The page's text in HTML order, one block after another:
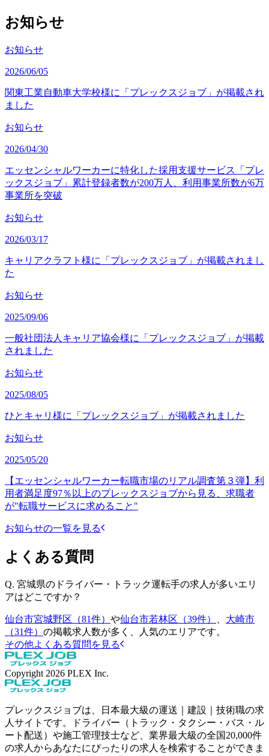
お知らせ
お知らせ
2026/06/05
関東工業自動車大学校様に「プレックスジョブ」が掲載され
ました
お知らせ
2026/04/30
エッセンシャルワーカーに特化した採用支援サービス「プレ
ックスジョブ」累計登録者数が200万人、利用事業所数が6万
事業所を突破
お知らせ
2026/03/17
キャリアクラフト様に「プレックスジョブ」が掲載されまし
た
お知らせ
2025/09/06
一般社団法人キャリア協会様に「プレックスジョブ」が掲載
されました
お知らせ
2025/08/05
ひとキャリ様に「プレックスジョブ」が掲載されました
お知らせ
2025/05/20
【エッセンシャルワーカー転職市場のリアル調査第３弾】利
用者満足度97％以上のプレックスジョブから見る、求職者
が"転職サービスに求めること"
お知らせの一覧を見る
よくある質問
Q. 宮城県のドライバー・トラック運転手の求人が多いエリ
アはどこですか？
仙台市宮城野区（81件） や仙台市若林区（39件）
大崎市
（31件） の掲載求人数が多く、人気のエリアです。
その他よくある質問を見る
Copyright 2026 PLEX Inc.
プレックスジョブは、日本最大級の運送｜建設｜技術職の求
人サイトです。ドライバー（トラック・タクシー・バス・ル
ート配送）や施工管理技士など、業界最大級の全国20,000件
の求人からあなたにぴったりの求人を検索することができま